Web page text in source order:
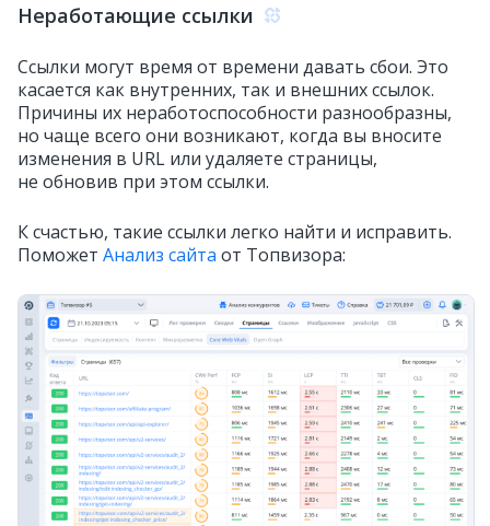
Неработающие ссылки
Ссылки могут время от времени давать сбои. Это
касается как внутренних, так и внешних ссылок.
Причины их неработоспособности разнообразны,
но чаще всего они возникают, когда вы вносите
изменения в URL или удаляете страницы,
не обновив при этом ссылки.
К счастью, такие ссылки легко найти и исправить.
Поможет Анализ сайта от Топвизора: